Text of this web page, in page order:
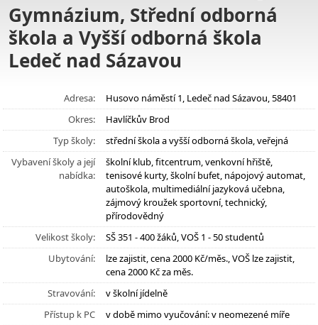
Gymnázium, Střední odborná
škola a Vyšší odborná škola
Ledeč nad Sázavou
Adresa:
Husovo náměstí 1, Ledeč nad Sázavou, 58401
Okres:
Havlíčkův Brod
Typ školy:
střední škola a vyšší odborná škola, veřejná
Vybavení školy a její
nabídka:
školní klub, fitcentrum, venkovní hřiště,
tenisové kurty, školní bufet, nápojový automat,
autoškola, multimediální jazyková učebna,
zájmový kroužek sportovní, technický,
přírodovědný
Velikost školy:
SŠ 351 - 400 žáků, VOŠ 1 - 50 studentů
Ubytování:
lze zajistit, cena 2000 Kč/měs., VOŠ lze zajistit,
cena 2000 Kč za měs.
Stravování:
v školní jídelně
Přístup k PC
v době mimo vyučování: v neomezené míře